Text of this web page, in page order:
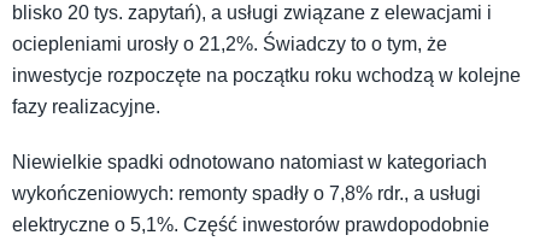
blisko 20 tys. zapytań), a usługi związane z elewacjami i
ociepleniami urosły o 21,2%. Świadczy to o tym, że
inwestycje rozpoczęte na początku roku wchodzą w kolejne
fazy realizacyjne.
Niewielkie spadki odnotowano natomiast w kategoriach
wykończeniowych: remonty spadły o 7,8% rdr., a usługi
elektryczne o 5,1%. Część inwestorów prawdopodobnie